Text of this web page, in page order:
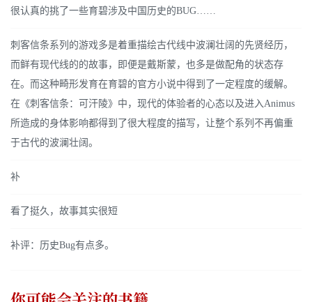
很认真的挑了一些育碧涉及中国历史的BUG……
刺客信条系列的游戏多是着重描绘古代线中波澜壮阔的先贤经历，
而鲜有现代线的的故事，即便是戴斯蒙，也多是做配角的状态存
在。而这种畸形发育在育碧的官方小说中得到了一定程度的缓解。
在《刺客信条：可汗陵》中，现代的体验者的心态以及进入Animus
所造成的身体影响都得到了很大程度的描写，让整个系列不再偏重
于古代的波澜壮阔。
补
看了挺久，故事其实很短
补评：历史Bug有点多。